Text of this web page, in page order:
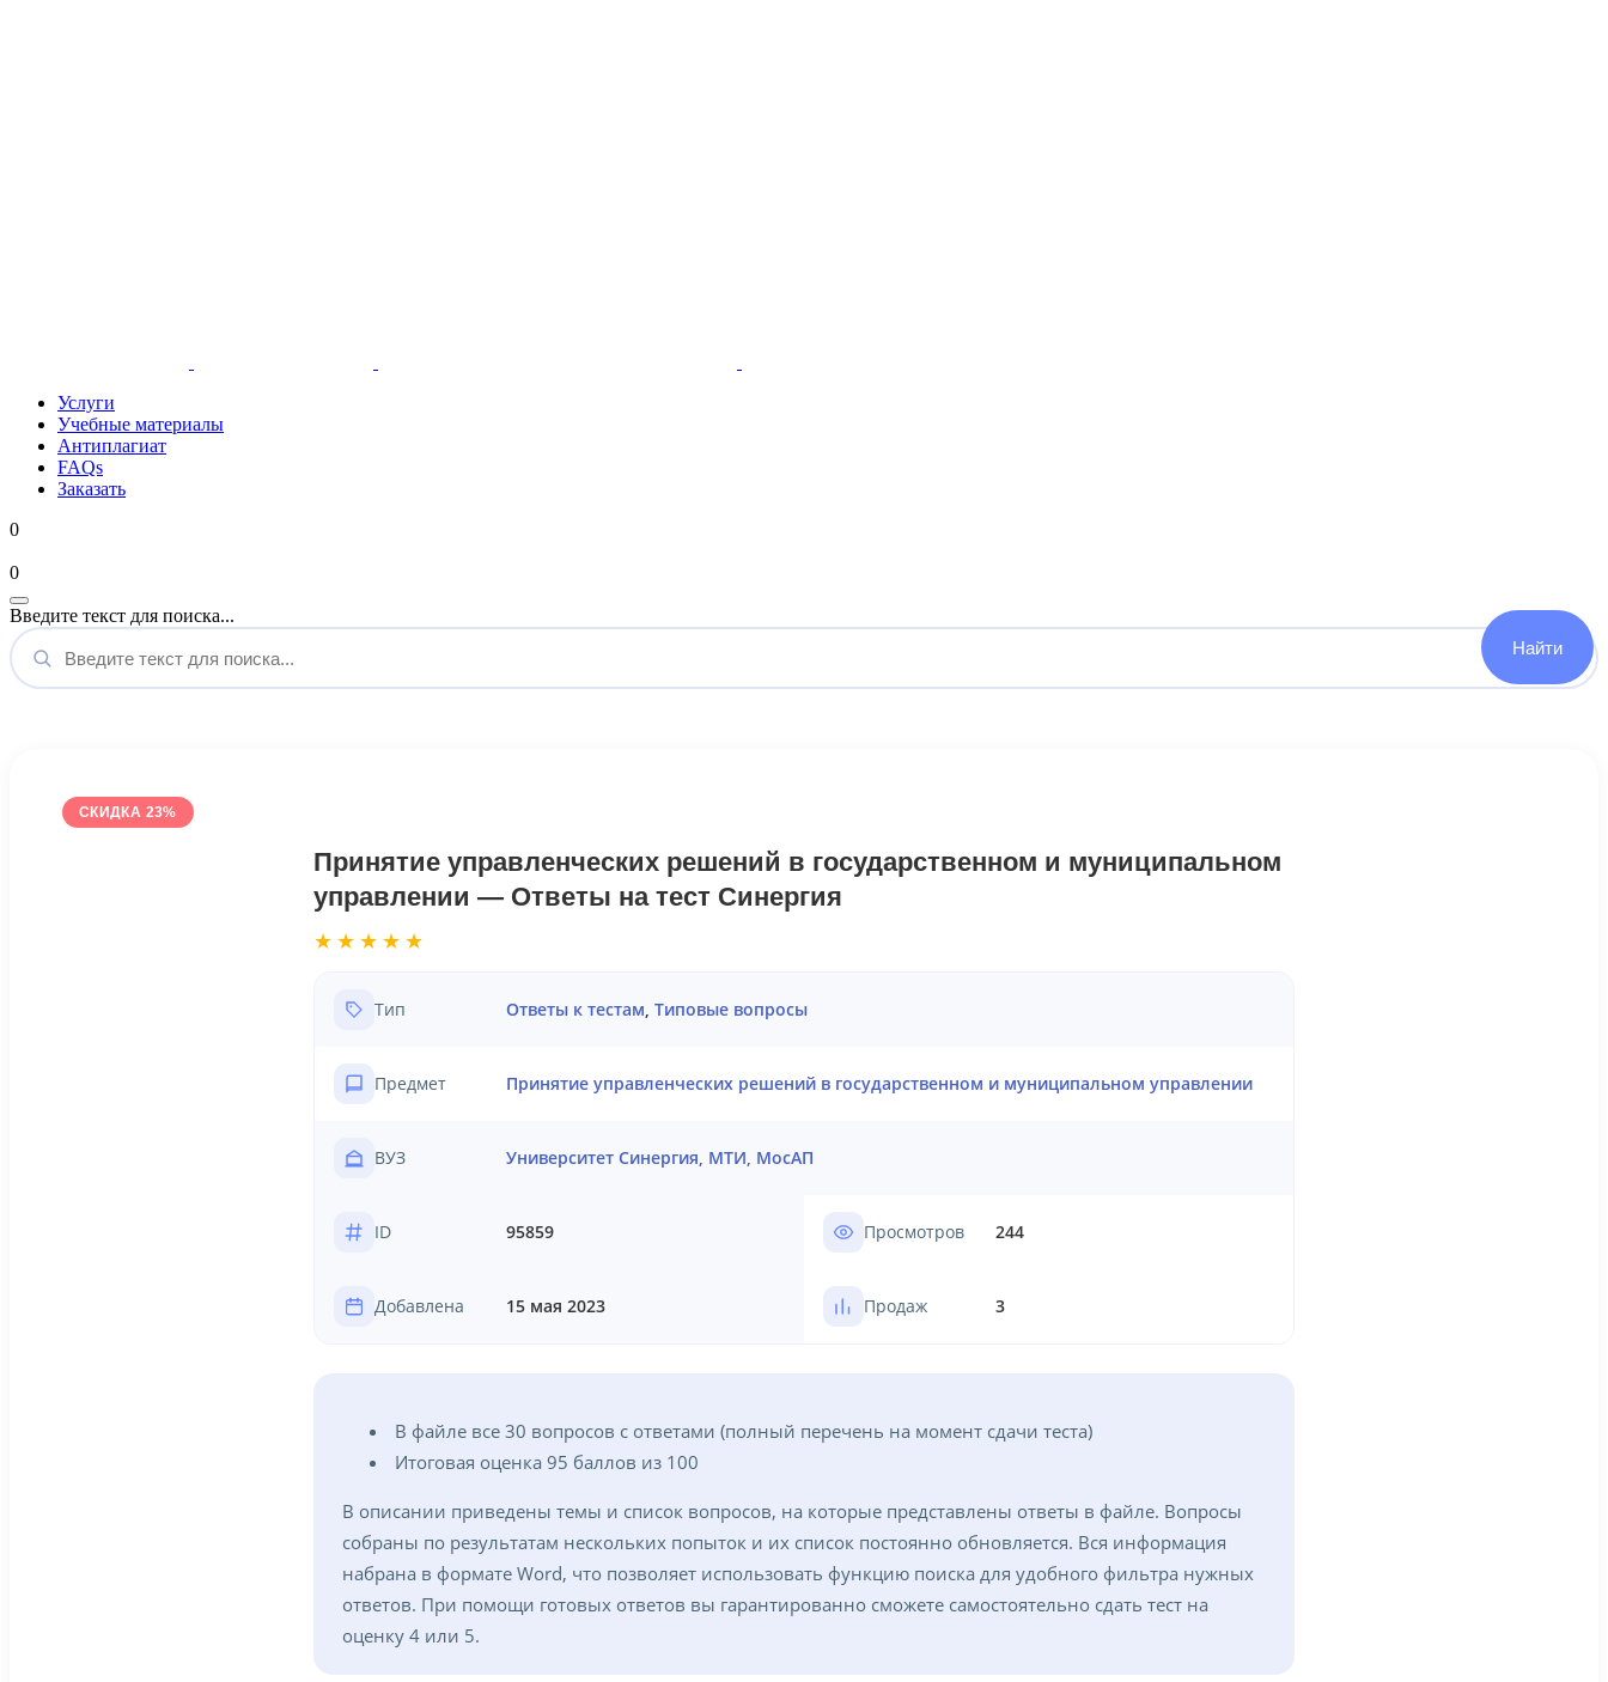
Услуги
Учебные материалы
Антиплагиат
FAQs
Заказать
0
0
Введите текст для поиска...
СКИДКА 23%
Принятие управленческих решений в государственном и муниципальном
управлении — Ответы на тест Синергия
★★★★★
Тип Ответы к тестам, Типовые вопросы
Предмет Принятие управленческих решений в государственном и муниципальном управлении
ВУЗ Университет Синергия, МТИ, МосАП
ID 95859 Просмотров 244
Добавлена 15 мая 2023 Продаж 3
В файле все 30 вопросов с ответами (полный перечень на момент сдачи теста)
Итоговая оценка 95 баллов из 100
В описании приведены темы и список вопросов, на которые представлены ответы в файле. Вопросы
собраны по результатам нескольких попыток и их список постоянно обновляется. Вся информация
набрана в формате Word, что позволяет использовать функцию поиска для удобного фильтра нужных
ответов. При помощи готовых ответов вы гарантированно сможете самостоятельно сдать тест на
оценку 4 или 5.